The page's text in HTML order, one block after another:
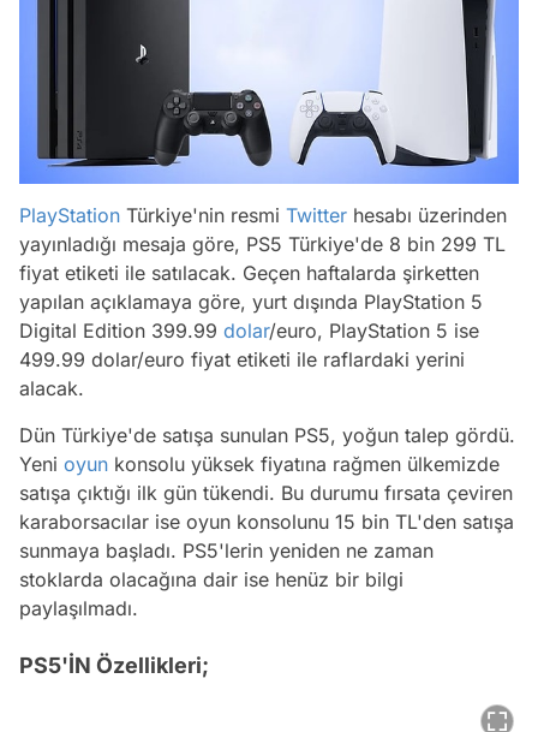
PlayStation Türkiye'nin resmi Twitter hesabı üzerinden
yayınladığı mesaja göre, PS5 Türkiye'de 8 bin 299 TL
fiyat etiketi ile satılacak. Geçen haftalarda şirketten
yapılan açıklamaya göre, yurt dışında PlayStation 5
Digital Edition 399.99 dolar/euro, PlayStation 5 ise
499.99 dolar/euro fiyat etiketi ile raflardaki yerini
alacak.
Dün Türkiye'de satışa sunulan PS5, yoğun talep gördü.
Yeni oyun konsolu yüksek fiyatına rağmen ülkemizde
satışa çıktığı ilk gün tükendi. Bu durumu fırsata çeviren
karaborsacılar ise oyun konsolunu 15 bin TL'den satışa
sunmaya başladı. PS5'lerin yeniden ne zaman
stoklarda olacağına dair ise henüz bir bilgi
paylaşılmadı.
PS5'İN Özellikleri;